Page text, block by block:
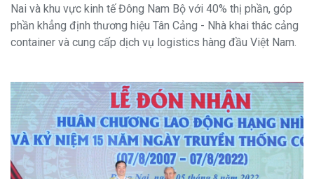
Nai và khu vực kinh tế Đông Nam Bộ với 40% thị phần, góp
phần khẳng định thương hiệu Tân Cảng - Nhà khai thác cảng
container và cung cấp dịch vụ logistics hàng đầu Việt Nam.